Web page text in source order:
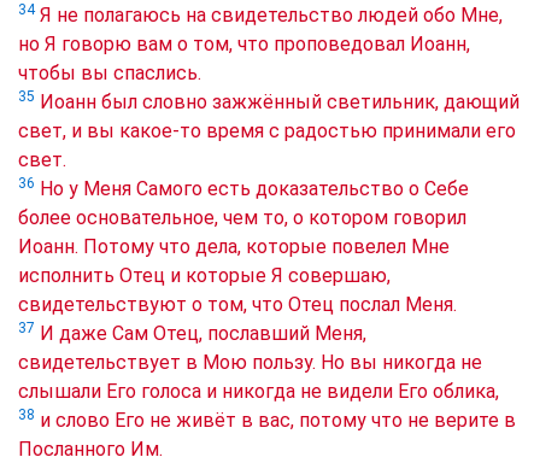
34 Я не полагаюсь на свидетельство людей обо Мне,
но Я говорю вам о том, что проповедовал Иоанн,
чтобы вы спаслись.
35 Иоанн был словно зажжённый светильник, дающий
свет, и вы какое-то время с радостью принимали его
свет.
36 Но у Меня Самого есть доказательство о Себе
более основательное, чем то, о котором говорил
Иоанн. Потому что дела, которые повелел Мне
исполнить Отец и которые Я совершаю,
свидетельствуют о том, что Отец послал Меня.
37 И даже Сам Отец, пославший Меня,
свидетельствует в Мою пользу. Но вы никогда не
слышали Его голоса и никогда не видели Его облика,
38 и слово Его не живёт в вас, потому что не верите в
Посланного Им.